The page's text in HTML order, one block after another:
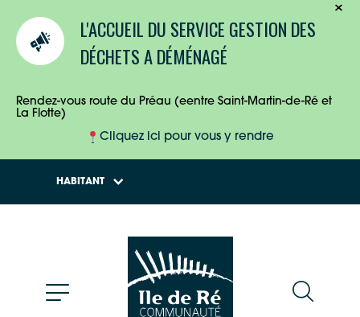
L'ACCUEIL DU SERVICE GESTION DES
DÉCHETS A DÉMÉNAGÉ
Rendez-vous route du Préau (eentre Saint-Martin-de-Ré et
La Flotte)
Cliquez ici pour vous y rendre
HABITANT
ENTREPRISES